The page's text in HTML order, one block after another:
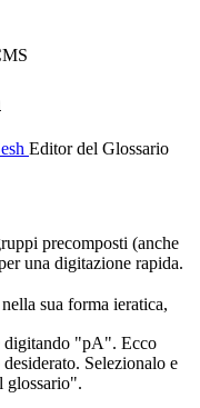
Editor del Glossario
precomposti (anche
una digitazione rapida.
sua forma ieratica,
digitando "pA". Ecco
Selezionalo e
glossario".